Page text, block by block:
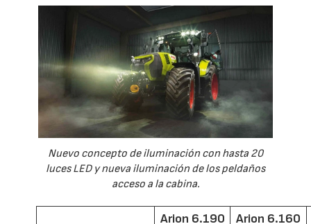
Nuevo concepto de iluminación con hasta 20
luces LED y nueva iluminación de los peldaños
acceso a la cabina.
Arion 6.190 Arion 6.160